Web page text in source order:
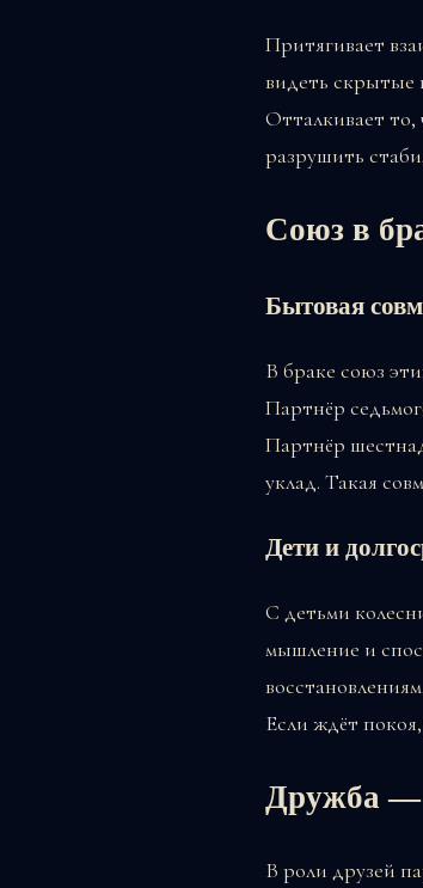
Притягивает
видеть скрытые
Отталкивает то,
разрушить
Союз в
Бытовая
В браке союз
Партнёр
Партнёр
уклад. Такая
Дети и
С детьми
мышление и
Если ждёт
Дружба —
В роли друзей